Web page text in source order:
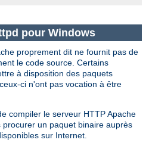
pour Windows
proprement dit ne fournit pas de
le code source. Certains
à disposition des paquets
ci n'ont pas vocation à être
compiler le serveur HTTP Apache
un paquet binaire auprès
sur Internet.